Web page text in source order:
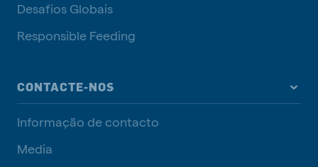
Desafios Globais
Responsible Feeding
CONTACTE-NOS
Informação de contacto
Media